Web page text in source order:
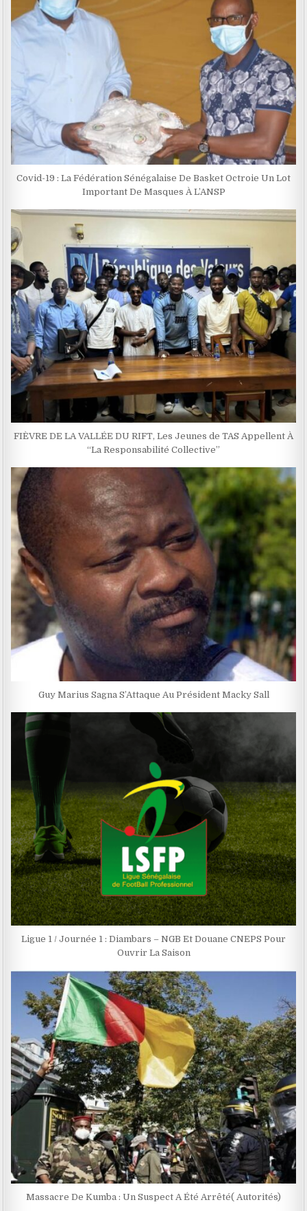
Covid-19 : La Fédération Sénégalaise De Basket Octroie Un Lot
Important De Masques À L’ANSP
FIÈVRE DE LA VALLÉE DU RIFT, Les Jeunes de TAS Appellent À
“La Responsabilité Collective”
Guy Marius Sagna S’Attaque Au Président Macky Sall
Ligue 1 / Journée 1 : Diambars – NGB Et Douane CNEPS Pour
Ouvrir La Saison
Massacre De Kumba : Un Suspect A Été Arrêté( Autorités)